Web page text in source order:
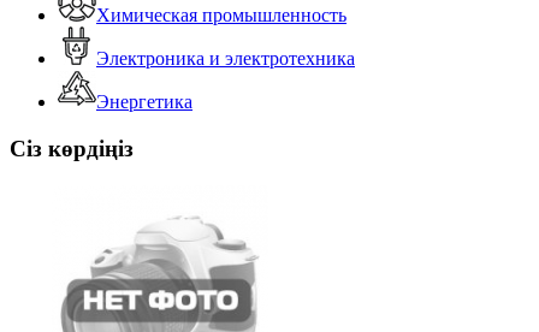
Химическая промышленность
Электроника и электротехника
Энергетика
Сіз көрдіңіз